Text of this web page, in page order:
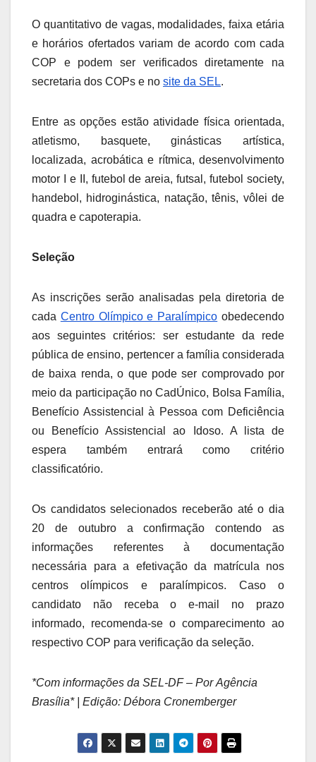
O quantitativo de vagas, modalidades, faixa etária
e horários ofertados variam de acordo com cada
COP e podem ser verificados diretamente na
secretaria dos COPs e no site da SEL.
Entre as opções estão atividade física orientada,
atletismo, basquete, ginásticas artística,
localizada, acrobática e rítmica, desenvolvimento
motor I e II, futebol de areia, futsal, futebol society,
handebol, hidroginástica, natação, tênis, vôlei de
quadra e capoterapia.
Seleção
As inscrições serão analisadas pela diretoria de
cada Centro Olímpico e Paralímpico obedecendo
aos seguintes critérios: ser estudante da rede
pública de ensino, pertencer a família considerada
de baixa renda, o que pode ser comprovado por
meio da participação no CadÚnico, Bolsa Família,
Benefício Assistencial à Pessoa com Deficiência
ou Benefício Assistencial ao Idoso. A lista de
espera também entrará como critério
classificatório.
Os candidatos selecionados receberão até o dia
20 de outubro a confirmação contendo as
informações referentes à documentação
necessária para a efetivação da matrícula nos
centros olímpicos e paralímpicos. Caso o
candidato não receba o e-mail no prazo
informado, recomenda-se o comparecimento ao
respectivo COP para verificação da seleção.
*Com informações da SEL-DF – Por Agência
Brasília* | Edição: Débora Cronemberger